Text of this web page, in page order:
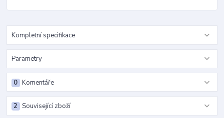
Kompletní specifikace
Parametry
Komentáře
0
Související zboží
2